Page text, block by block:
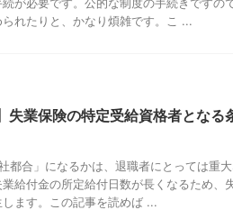
れたりと、かなり煩雑です。こ ...
失業保険の特定受給資格者となる
都合」になるかは、退職者にとっては重
給付金の所定給付日数が長くなるため、
ます。この記事を読めば ...